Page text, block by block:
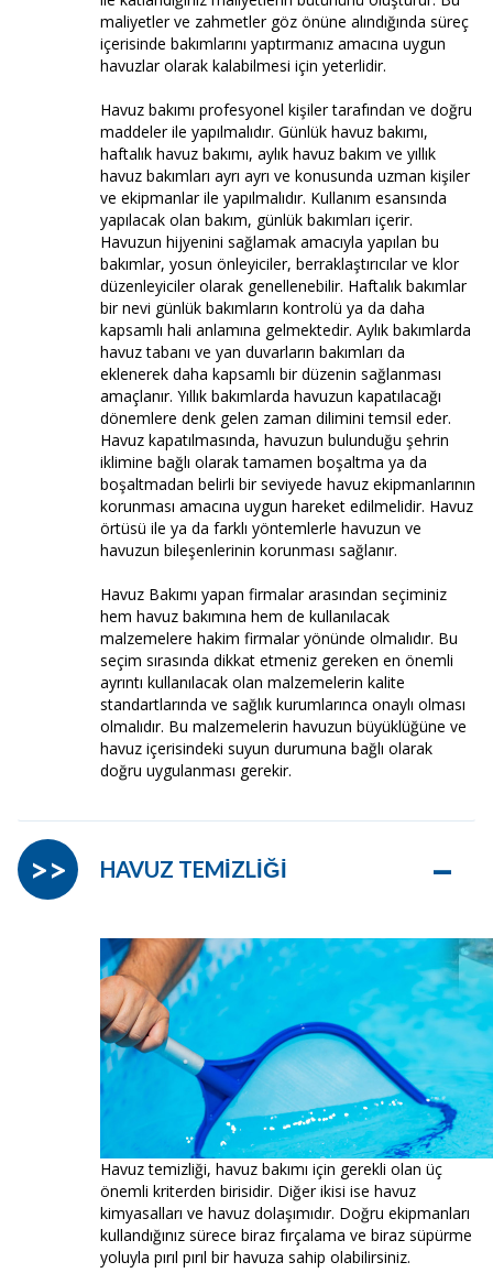
maliyetler ve zahmetler göz önüne alındığında süreç
içerisinde bakımlarını yaptırmanız amacına uygun
havuzlar olarak kalabilmesi için yeterlidir.
Havuz bakımı profesyonel kişiler tarafından ve doğru
maddeler ile yapılmalıdır. Günlük havuz bakımı,
haftalık havuz bakımı, aylık havuz bakım ve yıllık
havuz bakımları ayrı ayrı ve konusunda uzman kişiler
ve ekipmanlar ile yapılmalıdır. Kullanım esansında
yapılacak olan bakım, günlük bakımları içerir.
Havuzun hijyenini sağlamak amacıyla yapılan bu
bakımlar, yosun önleyiciler, berraklaştırıcılar ve klor
düzenleyiciler olarak genellenebilir. Haftalık bakımlar
bir nevi günlük bakımların kontrolü ya da daha
kapsamlı hali anlamına gelmektedir. Aylık bakımlarda
havuz tabanı ve yan duvarların bakımları da
eklenerek daha kapsamlı bir düzenin sağlanması
amaçlanır. Yıllık bakımlarda havuzun kapatılacağı
dönemlere denk gelen zaman dilimini temsil eder.
Havuz kapatılmasında, havuzun bulunduğu şehrin
iklimine bağlı olarak tamamen boşaltma ya da
boşaltmadan belirli bir seviyede havuz ekipmanlarının
korunması amacına uygun hareket edilmelidir. Havuz
örtüsü ile ya da farklı yöntemlerle havuzun ve
havuzun bileşenlerinin korunması sağlanır.
Havuz Bakımı yapan firmalar arasından seçiminiz
hem havuz bakımına hem de kullanılacak
malzemelere hakim firmalar yönünde olmalıdır. Bu
seçim sırasında dikkat etmeniz gereken en önemli
ayrıntı kullanılacak olan malzemelerin kalite
standartlarında ve sağlık kurumlarınca onaylı olması
olmalıdır. Bu malzemelerin havuzun büyüklüğüne ve
havuz içerisindeki suyun durumuna bağlı olarak
doğru uygulanması gerekir.
HAVUZ TEMİZLİĞİ –
>>
Havuz temizliği, havuz bakımı için gerekli olan üç
önemli kriterden birisidir. Diğer ikisi ise havuz
kimyasalları ve havuz dolaşımıdır. Doğru ekipmanları
kullandığınız sürece biraz fırçalama ve biraz süpürme
yoluyla pırıl pırıl bir havuza sahip olabilirsiniz.